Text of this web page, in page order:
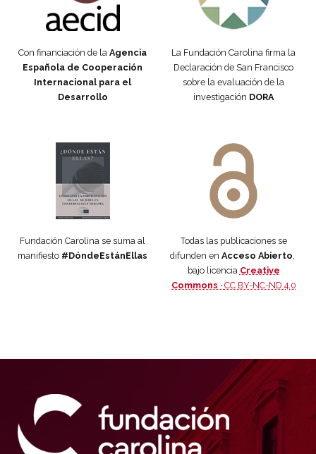
Con financiación de la Agencia
Española de Cooperación
Internacional para el
Desarrollo
La Fundación Carolina firma la
Declaración de San Francisco
sobre la evaluación de la
investigación DORA
Fundación Carolina se suma al
manifiesto #DóndeEstánEllas
Todas las publicaciones se
difunden en Acceso Abierto,
bajo licencia Creative
Commons · CC BY-NC-ND 4.0